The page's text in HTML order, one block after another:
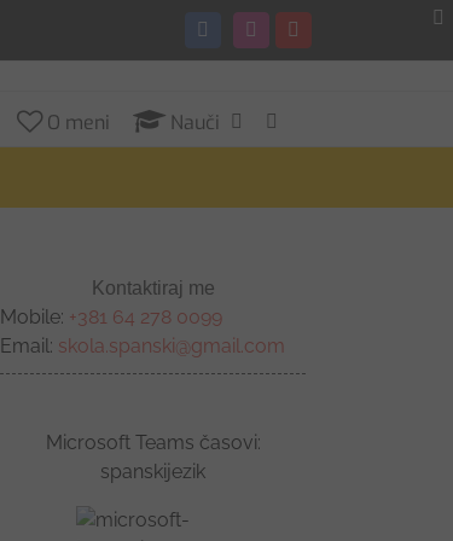
FacebookInstagramYouTube
O meni Nauči
Kontaktiraj me
Mobile: +381 64 278 0099
Email: skola.spanski@gmail.com
Microsoft Teams časovi:
spanskijezik